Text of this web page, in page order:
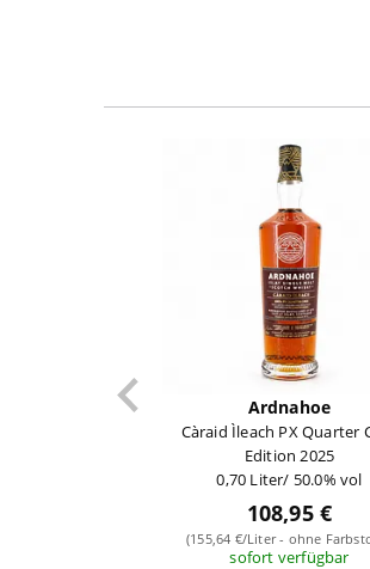
Ardnahoe
Càraid Ìleach PX Quarter
Edition 2025
0,70 Liter/ 50.0% vol
108,95 €
(155,64 €/Liter - ohne
sofort verfügbar